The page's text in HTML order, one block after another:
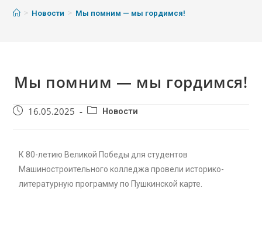
> Новости > Мы помним — мы гордимся!
Мы помним — мы гордимся!
16.05.2025 Новости
К 80-летию Великой Победы для студентов
Машиностроительного колледжа провели историко-
литературную программу по Пушкинской карте.